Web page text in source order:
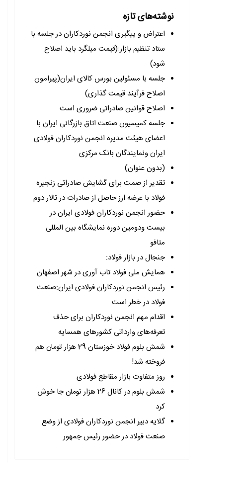
نوشته‌های تازه
اعتراض و پیگیری انجمن نوردکاران در جلسه با
ستاد تنظیم بازار:(قیمت میلگرد باید اصلاح
شود)
جلسه با مسئولین بورس کالای ایران(پیرامون
اصلاح فرآیند قیمت گذاری)
اصلاح قوانین صادراتی ضروری است
جلسه کمیسیون صنعت اتاق بازرگانی ایران با
اعضای هیئت مدیره انجمن نوردکاران فولادی
ایران ونمایندگان بانک مرکزی
(بدون عنوان)
تقدیر از صمت برای گشایش صادراتی زنجیره
فولاد با عرضه ارز حاصل از صادرات در تالار دوم
حضور انجمن نوردکاران فولادی ایران در
بیست ودومین دوره نمایشگاه بین المللی
متافو
جنجال در بازار فولاد:
همایش ملی فولاد تاب آوری در شهر اصفهان
رئیس انجمن نوردکاران فولادی ایران:صنعت
فولاد در خطر است
اقدام مهم انجمن نوردکاران برای حذف
تعرفه‌های وارداتی کشورهای همسایه
شمش بلوم فولاد خوزستان 29 هزار تومان هم
فروخته شد!
روز متفاوت بازار مقاطع فولادی
شمش بلوم در کانال 26 هزار تومان جا خوش
کرد
گلایه دبیر انجمن نوردکاران فولادی از وضع
صنعت فولاد در حضور رئیس جمهور